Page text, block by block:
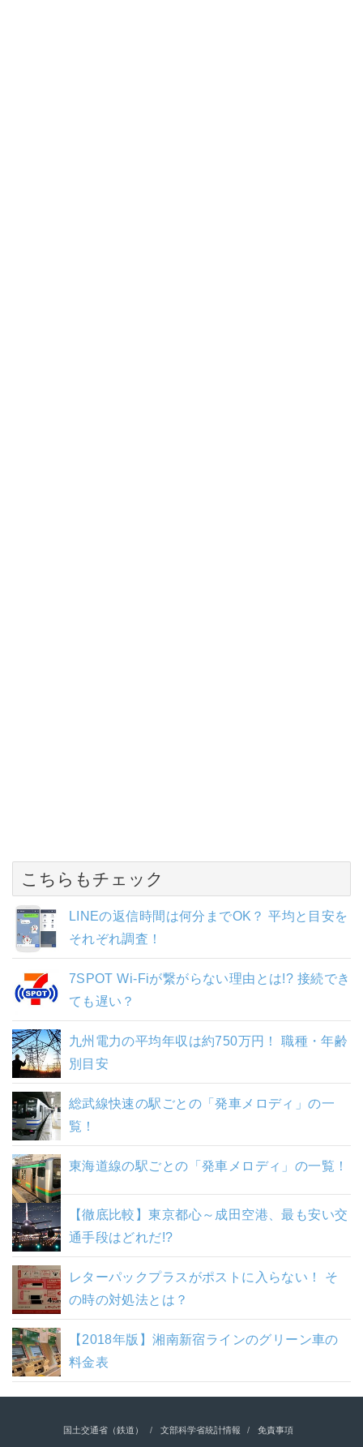
こちらもチェック
LINEの返信時間は何分までOK？ 平均と目安を
それぞれ調査！
7SPOT Wi-Fiが繋がらない理由とは!? 接続でき
ても遅い？
九州電力の平均年収は約750万円！ 職種・年齢
別目安
総武線快速の駅ごとの「発車メロディ」の一
覧！
東海道線の駅ごとの「発車メロディ」の一覧！
【徹底比較】東京都心～成田空港、最も安い交
通手段はどれだ!?
レターパックプラスがポストに入らない！ そ
の時の対処法とは？
【2018年版】湘南新宿ラインのグリーン車の
料金表
国土交通省（鉄道） 文部科学省統計情報 免責事項